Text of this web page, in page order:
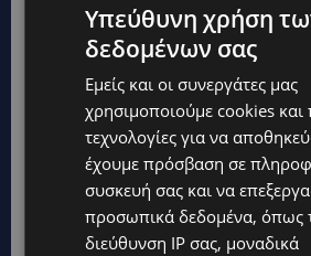
Υπεύθυνη χρήση
δεδομένων σας
Εμείς και οι συνεργάτες μας
χρησιμοποιούμε cookies και
τεχνολογίες για να
έχουμε πρόσβαση σε
συσκευή σας και να
προσωπικά δεδομένα, όπως
διεύθυνση IP σας, μοναδικά